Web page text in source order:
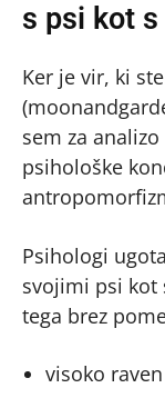
s psi kot
Ker je vir, ki
sem za
psihološke
Psihologi
svojimi psi kot
tega brez
visoko raven